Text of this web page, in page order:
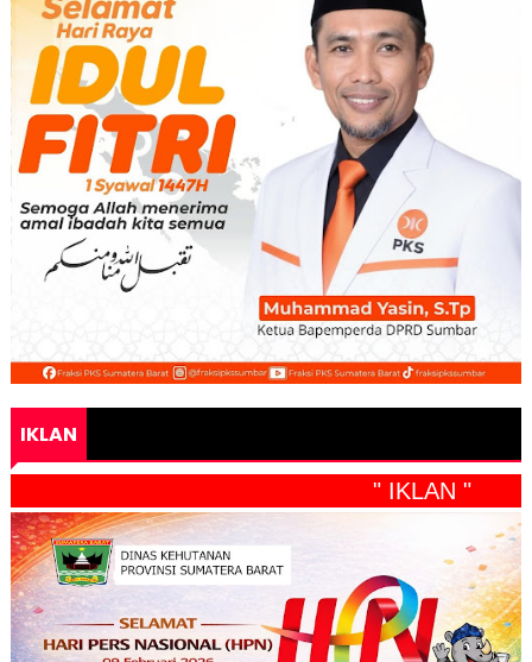
IKLAN
" IKLAN "